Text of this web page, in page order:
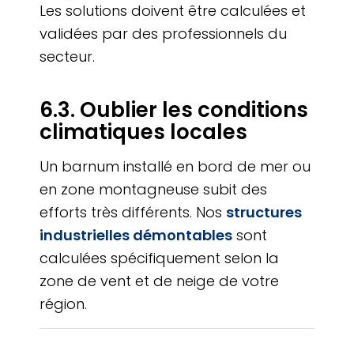
Les solutions doivent être calculées et
validées par des professionnels du
secteur.
6.3. Oublier les conditions
climatiques locales
Un barnum installé en bord de mer ou
en zone montagneuse subit des
efforts très différents. Nos structures
industrielles démontables sont
calculées spécifiquement selon la
zone de vent et de neige de votre
région.